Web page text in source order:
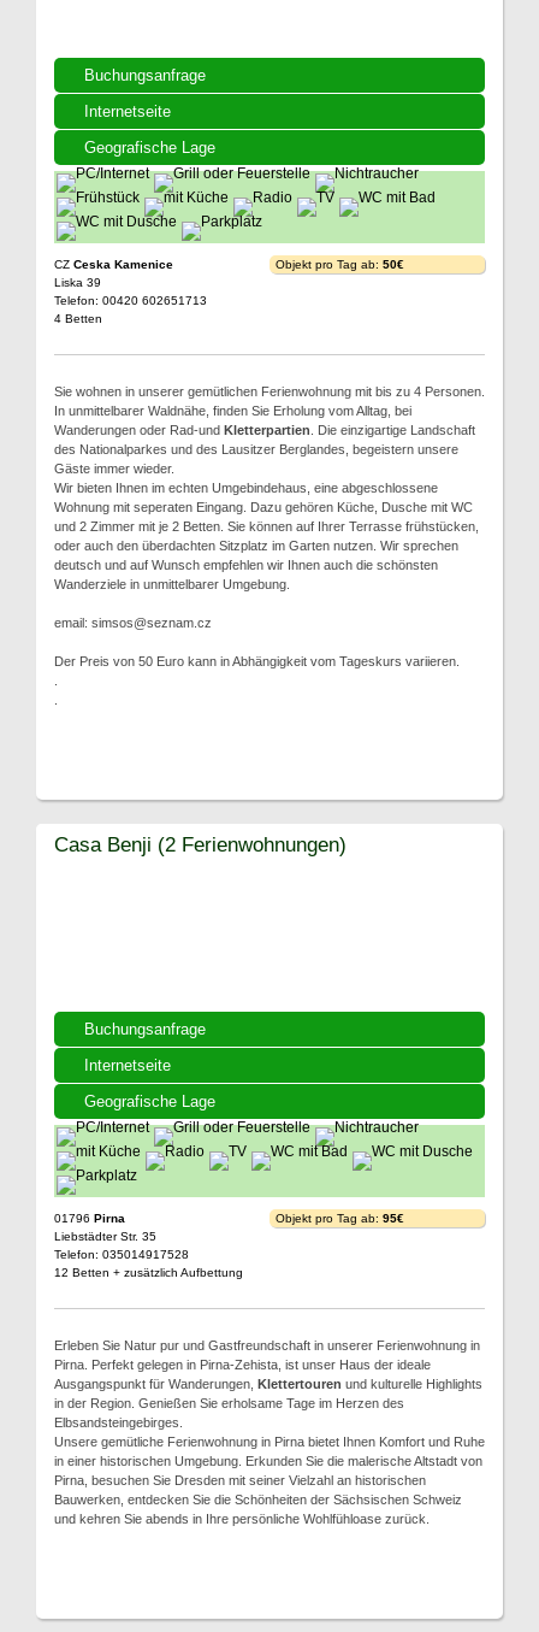
Buchungsanfrage
Internetseite
Geografische Lage
CZ Ceska Kamenice
Liska 39
Telefon: 00420 602651713
4 Betten
Objekt pro Tag ab: 50€
Sie wohnen in unserer gemütlichen Ferienwohnung mit bis zu 4 Personen.
In unmittelbarer Waldnähe, finden Sie Erholung vom Alltag, bei
Wanderungen oder Rad-und Kletterpartien . Die einzigartige Landschaft
des Nationalparkes und des Lausitzer Berglandes, begeistern unsere
Gäste immer wieder.
Wir bieten Ihnen im echten Umgebindehaus, eine abgeschlossene
Wohnung mit seperaten Eingang. Dazu gehören Küche, Dusche mit WC
und 2 Zimmer mit je 2 Betten. Sie können auf Ihrer Terrasse frühstücken,
oder auch den überdachten Sitzplatz im Garten nutzen. Wir sprechen
deutsch und auf Wunsch empfehlen wir Ihnen auch die schönsten
Wanderziele in unmittelbarer Umgebung.
email: simsos@seznam.cz
Der Preis von 50 Euro kann in Abhängigkeit vom Tageskurs variieren.
Buchungsanfrage
Internetseite
Geografische Lage
Casa Benji (2 Ferienwohnungen)
01796 Pirna
Liebstädter Str. 35
Telefon: 035014917528
12 Betten + zusätzlich Aufbettung
Objekt pro Tag ab: 95€
Erleben Sie Natur pur und Gastfreundschaft in unserer Ferienwohnung in
Pirna. Perfekt gelegen in Pirna-Zehista, ist unser Haus der ideale
Ausgangspunkt für Wanderungen, Klettertouren und kulturelle Highlights
in der Region. Genießen Sie erholsame Tage im Herzen des
Elbsandsteingebirges.
Unsere gemütliche Ferienwohnung in Pirna bietet Ihnen Komfort und Ruhe
in einer historischen Umgebung. Erkunden Sie die malerische Altstadt von
Pirna, besuchen Sie Dresden mit seiner Vielzahl an historischen
Bauwerken, entdecken Sie die Schönheiten der Sächsischen Schweiz
und kehren Sie abends in Ihre persönliche Wohlfühloase zurück.